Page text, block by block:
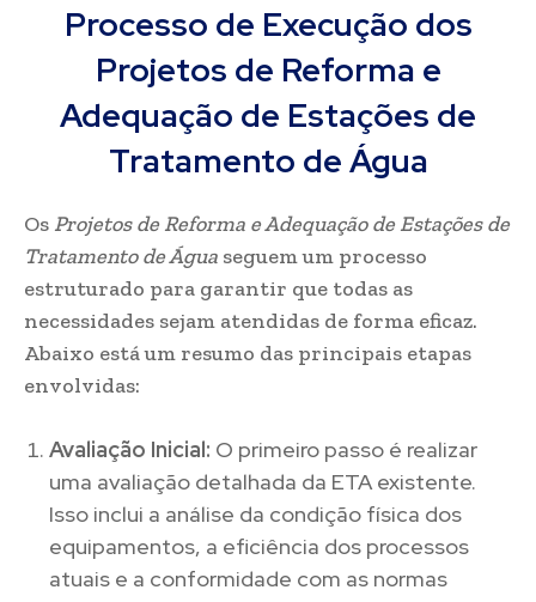
Processo de Execução dos
Projetos de Reforma e
Adequação de Estações de
Tratamento de Água
Os Projetos de Reforma e Adequação de Estações de
Tratamento de Água seguem um processo
estruturado para garantir que todas as
necessidades sejam atendidas de forma eficaz.
Abaixo está um resumo das principais etapas
envolvidas:
Avaliação Inicial: O primeiro passo é realizar
uma avaliação detalhada da ETA existente.
Isso inclui a análise da condição física dos
equipamentos, a eficiência dos processos
atuais e a conformidade com as normas